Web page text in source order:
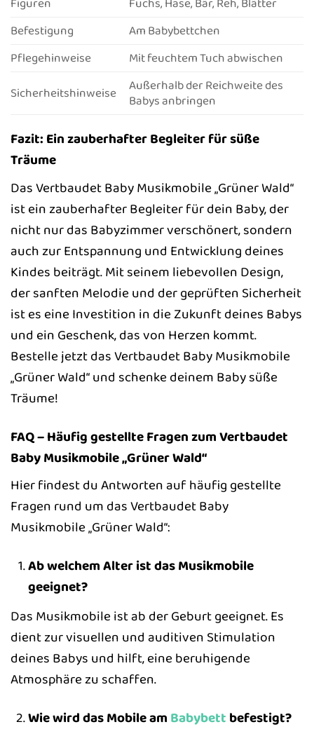
Befestigung
Am Babybettchen
Pflegehinweise
Mit feuchtem Tuch abwischen
Sicherheitshinweise
Außerhalb der Reichweite des
Babys anbringen
Fazit: Ein zauberhafter Begleiter für süße
Träume
Das Vertbaudet Baby Musikmobile „Grüner Wald“
ist ein zauberhafter Begleiter für dein Baby, der
nicht nur das Babyzimmer verschönert, sondern
auch zur Entspannung und Entwicklung deines
Kindes beiträgt. Mit seinem liebevollen Design,
der sanften Melodie und der geprüften Sicherheit
ist es eine Investition in die Zukunft deines Babys
und ein Geschenk, das von Herzen kommt.
Bestelle jetzt das Vertbaudet Baby Musikmobile
„Grüner Wald“ und schenke deinem Baby süße
Träume!
FAQ – Häufig gestellte Fragen zum Vertbaudet
Baby Musikmobile „Grüner Wald“
Hier findest du Antworten auf häufig gestellte
Fragen rund um das Vertbaudet Baby
Musikmobile „Grüner Wald“:
Ab welchem Alter ist das Musikmobile
geeignet?
Das Musikmobile ist ab der Geburt geeignet. Es
dient zur visuellen und auditiven Stimulation
deines Babys und hilft, eine beruhigende
Atmosphäre zu schaffen.
Wie wird das Mobile am Babybett befestigt?